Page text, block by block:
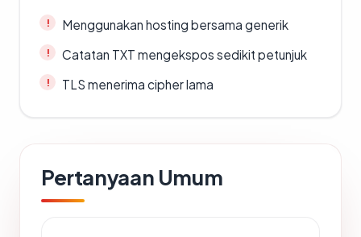
Menggunakan hosting bersama generik
Catatan TXT mengekspos sedikit petunjuk
TLS menerima cipher lama
Pertanyaan Umum